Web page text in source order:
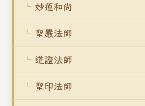
妙蓮和尚
聖嚴法師
道證法師
聖印法師